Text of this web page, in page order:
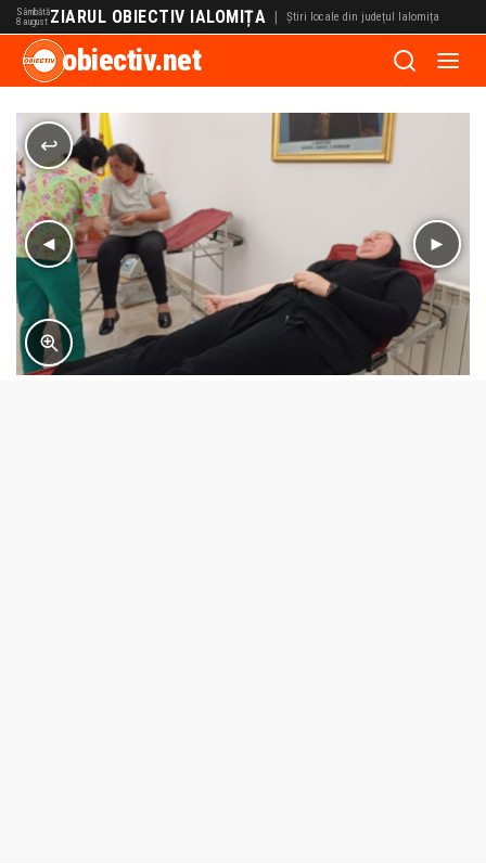
Sâmbătă
8 august ZIARUL OBIECTIV IALOMIȚA | Știri locale din județul Ialomița
obiectiv.net